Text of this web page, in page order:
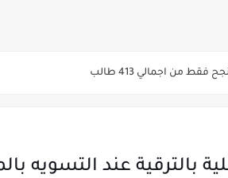
لجامعة الازهر الشريف بمحافظات القاهره
بالترقية عند التسويه